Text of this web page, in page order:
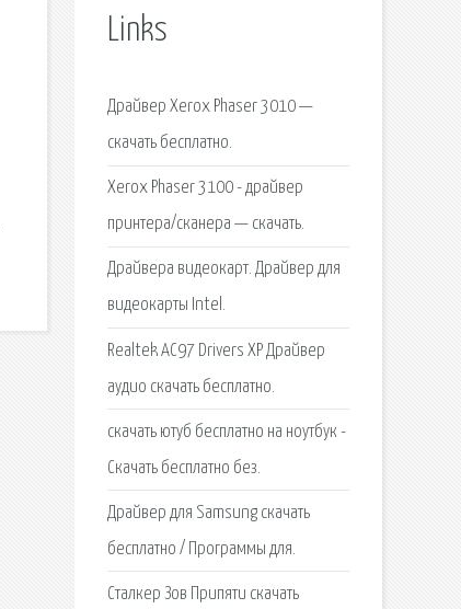
Links
Драйвер Xerox Phaser 3010 —
скачать бесплатно.
Xerox Phaser 3100 - драйвер
принтера/сканера — скачать.
Драйвера видеокарт. Драйвер для
видеокарты Intel.
Realtek AC97 Drivers XP Драйвер
аудио скачать бесплатно.
скачать ютуб бесплатно на ноутбук -
Скачать бесплатно без.
Драйвер для Samsung скачать
бесплатно / Программы для.
Сталкер Зов Припяти скачать